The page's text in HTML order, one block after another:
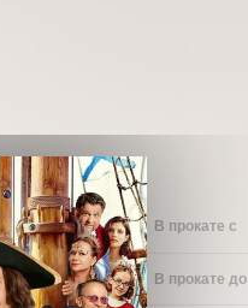
В прокате с
В прокате до